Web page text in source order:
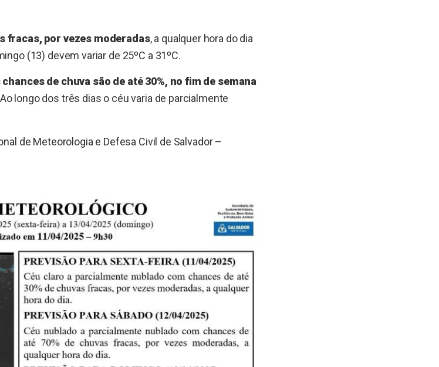
fracas, por vezes moderadas, a qualquer hora do dia
(13) devem variar de 25ºC a 31ºC.
de chuva são de até 30%, no fim de semana
Ao longo dos três dias o céu varia de parcialmente
de Meteorologia e Defesa Civil de Salvador –